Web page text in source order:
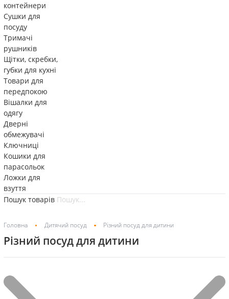
контейнери
Сушки для
посуду
Тримачі
рушників
Щітки, скребки,
губки для кухні
Товари для
передпокою
Вішалки для
одягу
Дверні
обмежувачі
Ключниці
Кошики для
парасольок
Ложки для
взуття
Пошук товарів
Головна Дитячий посуд Різний посуд для дитини
Різний посуд для дитини
Фільтр
Показано 1–20 із 32